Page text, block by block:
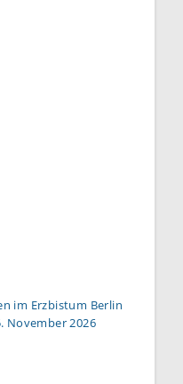
im Erzbistum Berlin
November 2026